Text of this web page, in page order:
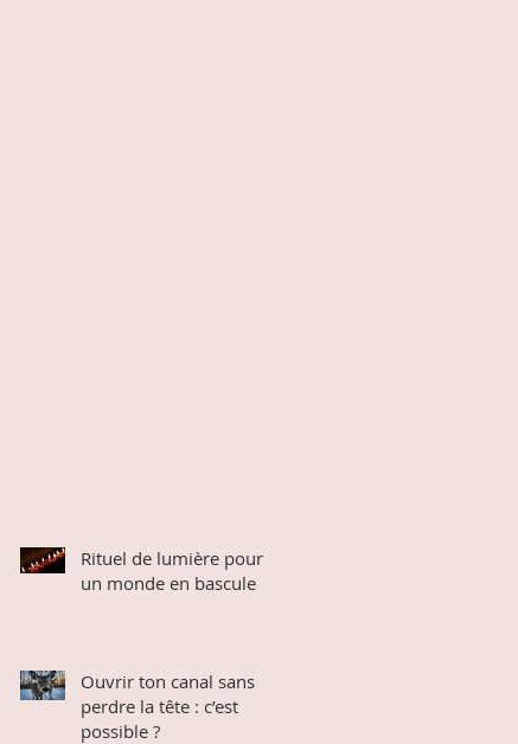
Rituel de lumière pour
un monde en bascule
Ouvrir ton canal sans
perdre la tête : c’est
possible ?